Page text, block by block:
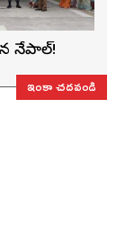
నేపాల్!
ఇంకా చదవండి